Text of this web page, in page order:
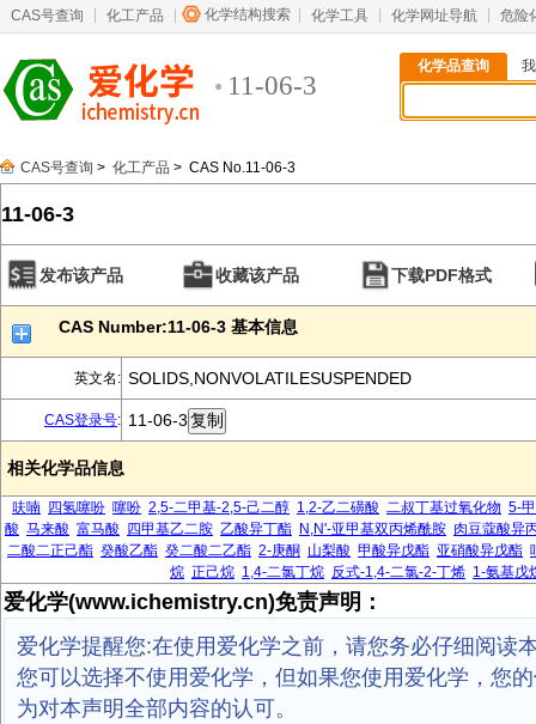
CAS号查询 化工产品 化学结构搜索 化学工具 化学网址导航 危险
11-06-3
化学品查询
CAS号查询 > 化工产品 > CAS No.11-06-3
11-06-3
发布该产品 收藏该产品 下载PDF格式
CAS Number:11-06-3 基本信息
英文名: SOLIDS,NONVOLATILESUSPENDED
CAS登录号: 11-06-3
相关化学品信息
呋喃 四氢噻吩 噻吩 2,5-二甲基-2,5-己二醇 1,2-乙二磺酸 二叔丁基过氧化物 5-
酸 马来酸 富马酸 四甲基乙二胺 乙酸异丁酯 N,N'-亚甲基双丙烯酰胺 肉豆蔻酸异
二酸二正己酯 癸酸乙酯 癸二酸二乙酯 2-庚酮 山梨酸 甲酸异戊酯 亚硝酸异戊酯
烷 正己烷 1,4-二氯丁烷 反式-1,4-二氯-2-丁烯 1-氨基戊
爱化学(www.ichemistry.cn)免责声明：
爱化学提醒您:在使用爱化学之前，请您务必仔细阅读
您可以选择不使用爱化学，但如果您使用爱化学，您
为对本声明全部内容的认可。